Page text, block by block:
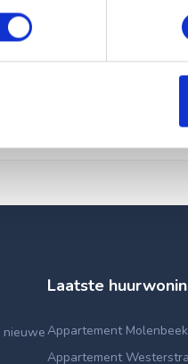
nieuwe
Laatste
Appartement
Appartement